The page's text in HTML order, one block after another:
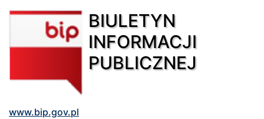
BIULETYN
INFORMACJI
PUBLICZNEJ
www.bip.gov.pl